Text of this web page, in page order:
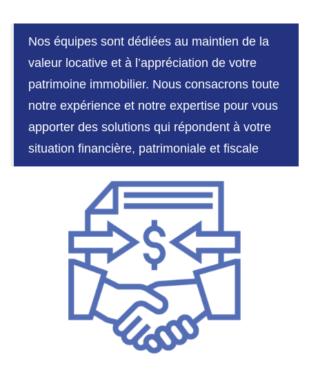
Notre Service Location
Nos Offres En Location Du Moment
NOS CABINETS
BLOG
EXTRANET
EN
Nos équipes sont dédiées au maintien de la
valeur locative et à l’appréciation de votre
patrimoine immobilier. Nous consacrons toute
notre expérience et notre expertise pour vous
apporter des solutions qui répondent à votre
situation financière, patrimoniale et fiscale